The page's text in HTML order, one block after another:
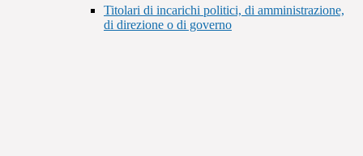
Titolari di incarichi politici, di amministrazione,
di direzione o di governo